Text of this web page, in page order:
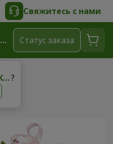
Свяжитесь с нами
Хомяковка (Коломыйский Район)
Хомяковка (Коломыйский район)?
Cтатус заказа